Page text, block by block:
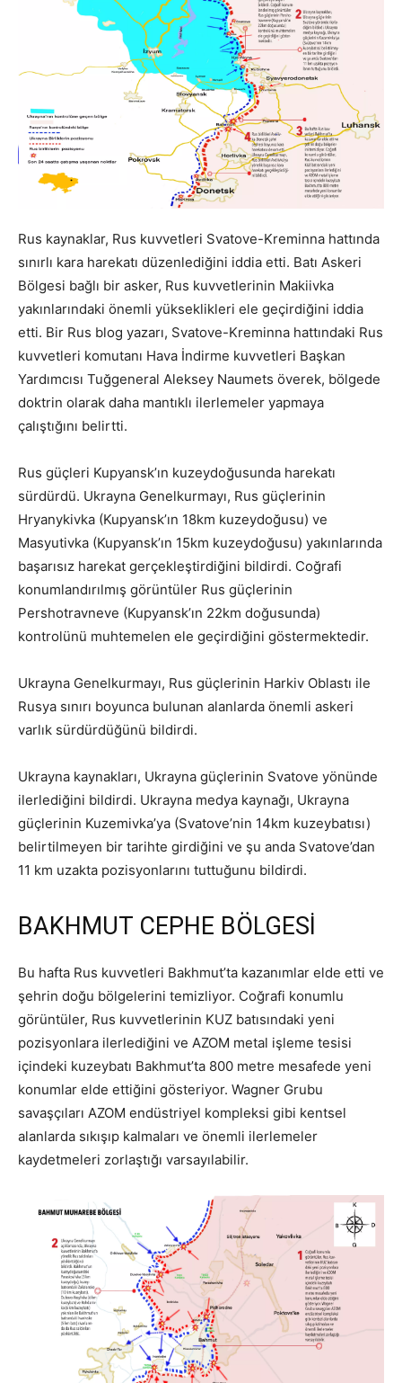
Rus kaynaklar, Rus kuvvetleri Svatove-Kreminna hattında
sınırlı kara harekatı düzenlediğini iddia etti. Batı Askeri
Bölgesi bağlı bir asker, Rus kuvvetlerinin Makiivka
yakınlarındaki önemli yükseklikleri ele geçirdiğini iddia
etti. Bir Rus blog yazarı, Svatove-Kreminna hattındaki Rus
kuvvetleri komutanı Hava İndirme kuvvetleri Başkan
Yardımcısı Tuğgeneral Aleksey Naumets överek, bölgede
doktrin olarak daha mantıklı ilerlemeler yapmaya
çalıştığını belirtti.
Rus güçleri Kupyansk’ın kuzeydoğusunda harekatı
sürdürdü. Ukrayna Genelkurmayı, Rus güçlerinin
Hryanykivka (Kupyansk’ın 18km kuzeydoğusu) ve
Masyutivka (Kupyansk’ın 15km kuzeydoğusu) yakınlarında
başarısız harekat gerçekleştirdiğini bildirdi. Coğrafi
konumlandırılmış görüntüler Rus güçlerinin
Pershotravneve (Kupyansk’ın 22km doğusunda)
kontrolünü muhtemelen ele geçirdiğini göstermektedir.
Ukrayna Genelkurmayı, Rus güçlerinin Harkiv Oblastı ile
Rusya sınırı boyunca bulunan alanlarda önemli askeri
varlık sürdürdüğünü bildirdi.
Ukrayna kaynakları, Ukrayna güçlerinin Svatove yönünde
ilerlediğini bildirdi. Ukrayna medya kaynağı, Ukrayna
güçlerinin Kuzemivka’ya (Svatove’nin 14km kuzeybatısı)
belirtilmeyen bir tarihte girdiğini ve şu anda Svatove’dan
11 km uzakta pozisyonlarını tuttuğunu bildirdi.
BAKHMUT CEPHE BÖLGESİ
Bu hafta Rus kuvvetleri Bakhmut’ta kazanımlar elde etti ve
şehrin doğu bölgelerini temizliyor. Coğrafi konumlu
görüntüler, Rus kuvvetlerinin KUZ batısındaki yeni
pozisyonlara ilerlediğini ve AZOM metal işleme tesisi
içindeki kuzeybatı Bakhmut’ta 800 metre mesafede yeni
konumlar elde ettiğini gösteriyor. Wagner Grubu
savaşçıları AZOM endüstriyel kompleksi gibi kentsel
alanlarda sıkışıp kalmaları ve önemli ilerlemeler
kaydetmeleri zorlaştığı varsayılabilir.